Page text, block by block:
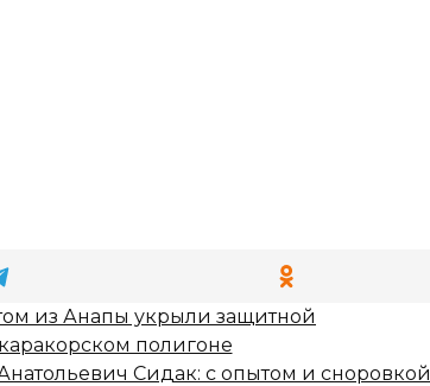
из Анапы укрыли защитной
полигоне
Сидак: с опытом и сноровкой